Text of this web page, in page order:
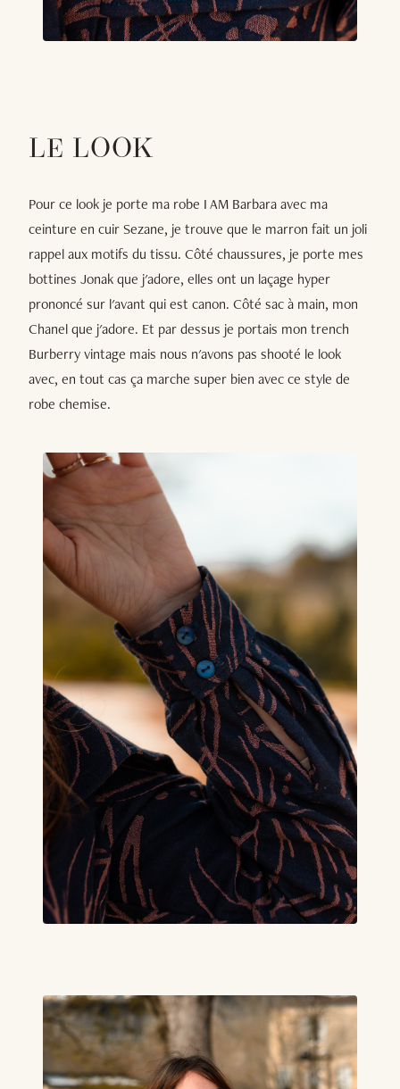
LE LOOK
Pour ce look je porte ma robe I AM Barbara avec ma
ceinture en cuir Sezane, je trouve que le marron fait un joli
rappel aux motifs du tissu. Côté chaussures, je porte mes
bottines Jonak que j'adore, elles ont un laçage hyper
prononcé sur l'avant qui est canon. Côté sac à main, mon
Chanel que j'adore. Et par dessus je portais mon trench
Burberry vintage mais nous n'avons pas shooté le look
avec, en tout cas ça marche super bien avec ce style de
robe chemise.